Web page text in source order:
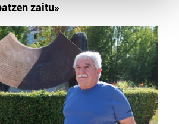
in thedetails section
zure datu pertsonalak
zure IP zenbakia, besteak beste,
cookieak adibidez, iragarki eta eduki
iragarkiak eta edukia
buruzko informazioa biltzeko eta
Zure datuak nork eta zertarako
dezakezu.
zaitu»